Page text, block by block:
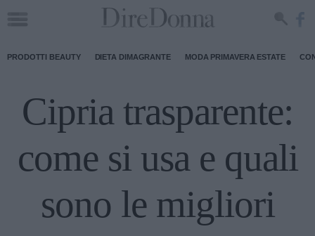
PRODOTTI BEAUTY DIETA DIMAGRANTE MODA PRIMAVERA ESTATE
Cipria trasparente:
come si usa e quali
sono le migliori